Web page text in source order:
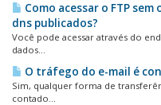
Como acessar o FTP
dns publicados?
Você pode acessar através do
dados...
O tráfego do e-mail é
Sim, qualquer forma de
contado...